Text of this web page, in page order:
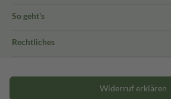
So geht's
Rechtliches
Widerruf erklären